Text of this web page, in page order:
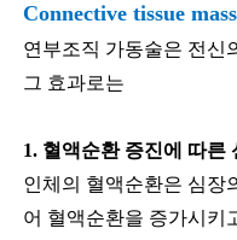
Connective tissue
연부조직 가동술은 전신
그 효과로는
1. 혈액순환 증진에 따른
인체의 혈액순환은 심장
어 혈액순환을 증가시키